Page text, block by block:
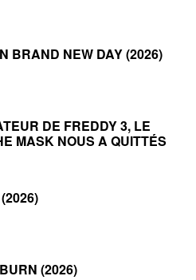
BRAND NEW DAY (2026)
DE FREDDY 3, LE
MASK NOUS A QUITTÉS
(2026)